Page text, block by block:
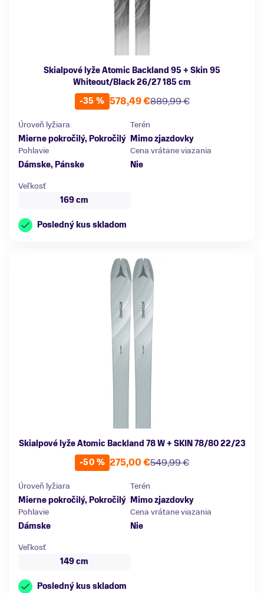
Skialpové lyže Atomic Backland 95 + Skin 95
Whiteout/Black 26/27 185 cm
-35 %
889,99 €
578,49 €
Úroveň lyžiara
Mierne pokročilý, Pokročilý
Terén
Mimo zjazdovky
Pohlavie
Dámske, Pánske
Cena vrátane viazania
Nie
Veľkosť
169 cm
Posledný kus skladom
Skialpové lyže Atomic Backland 78 W + SKIN 78/80 22/23
-50 %
549,99 €
275,00 €
Úroveň lyžiara
Mierne pokročilý, Pokročilý
Terén
Mimo zjazdovky
Pohlavie
Dámske
Cena vrátane viazania
Nie
Veľkosť
149 cm
Posledný kus skladom